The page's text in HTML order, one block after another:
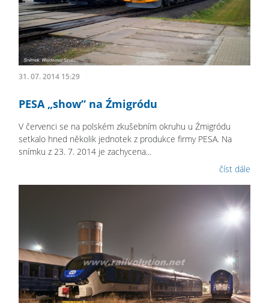
31. 07. 2014 15:29
PESA „show“ na Źmigródu
V červenci se na polském zkušebním okruhu u Źmigródu
setkalo hned několik jednotek z produkce firmy PESA. Na
snímku z 23. 7. 2014 je zachycena...
číst dále